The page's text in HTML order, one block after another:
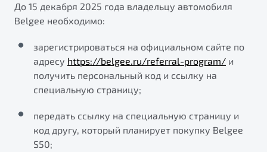
от 1 699 990 ₽*
Обзор В наличии
X70
Узнайте о специальных выгодах при покупке
Подробно
Автомобили в наличии
Тест-драйв
"Помощь на дорогах"
Преимущества программы
До 15 декабря 2025 года владельцу автомобиля
Belgee необходимо:
зарегистрироваться на официальном сайте по
адресу https://belgee.ru/referral-program/ и
получить персональный код и ссылку на
специальную страницу;
передать ссылку на специальную страницу и
код другу, который планирует покупку Belgee
S50;